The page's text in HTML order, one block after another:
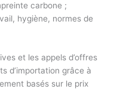
carbone ;
hygiène, normes de
et les appels d’offres
d’importation grâce à
basés sur le prix